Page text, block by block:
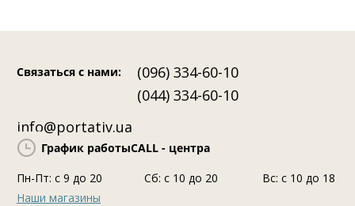
Связаться с нами:
(096) 334-60-10
(044) 334-60-10
info@portativ.ua
График работыCALL - центра
Пн-Пт: c 9 до 20
Сб: с 10 до 20
Вс: с 10 до 18
Наши магазины